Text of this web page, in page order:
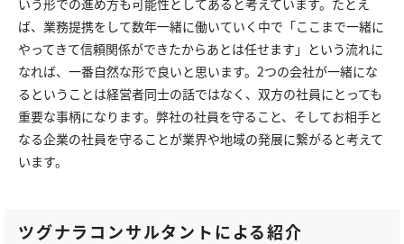
いう形での進め方も可能性としてあると考えています。たとえ
ば、業務提携をして数年一緒に働いていく中で「ここまで一緒に
やってきて信頼関係ができたからあとは任せます」という流れに
なれば、一番自然な形で良いと思います。2つの会社が一緒にな
るということは経営者同士の話ではなく、双方の社員にとっても
重要な事柄になります。弊社の社員を守ること、そしてお相手と
なる企業の社員を守ることが業界や地域の発展に繋がると考えて
います。
ツグナラコンサルタントによる紹介